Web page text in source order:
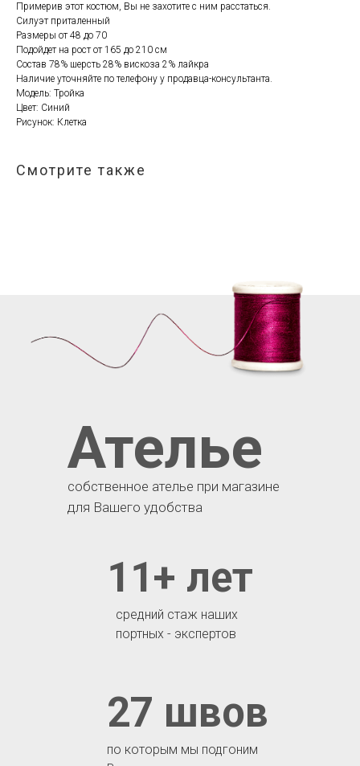
Примерив этот костюм, Вы не захотите с ним расстаться.
Силуэт приталенный
Размеры от 48 до 70
Подойдет на рост от 165 до 210 см
Состав 78% шерсть 28% вискоза 2% лайкра
Наличие уточняйте по телефону у продавца-консультанта.
Модель: Тройка
Цвет: Синий
Рисунок: Клетка
Смотрите также
по которым мы подгоним
27 швов
средний стаж наших
портных - экспертов
11+ лет
Ателье
собственное ателье при магазине
для Вашего удобства